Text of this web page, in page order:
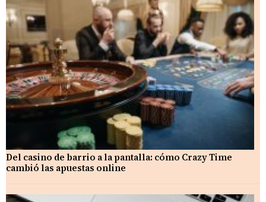
Del casino de barrio a la pantalla: cómo Crazy Time
cambió las apuestas online